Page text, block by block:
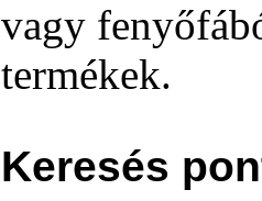
vagy
termékek.
Keresés